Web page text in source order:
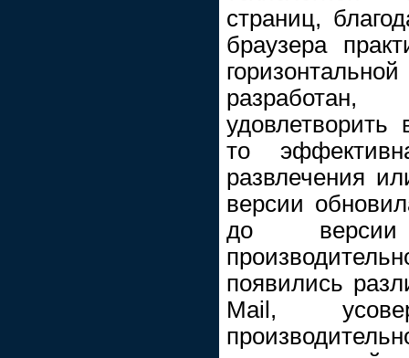
страниц,
браузера
то
развлечения
версии
до
появились
Mail,